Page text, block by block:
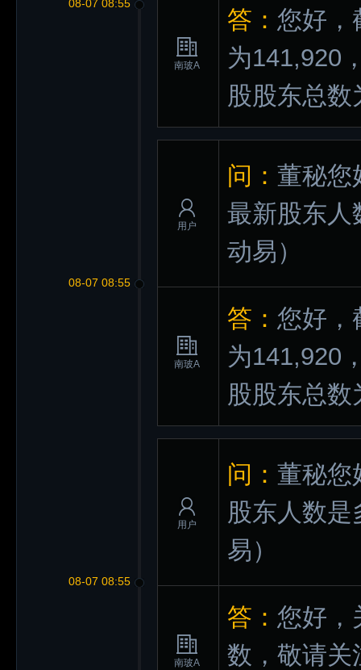
08-07 08:55
南玻A
答： 您好，
为141,920
股股东总
08-07 08:55
用户
问： 董秘您
最新股东人
动易）
南玻A
答： 您好，
为141,920
股股东总
08-07 08:55
用户
问： 董秘您
股东人数
易）
南玻A
答： 您好，
数，敬请关